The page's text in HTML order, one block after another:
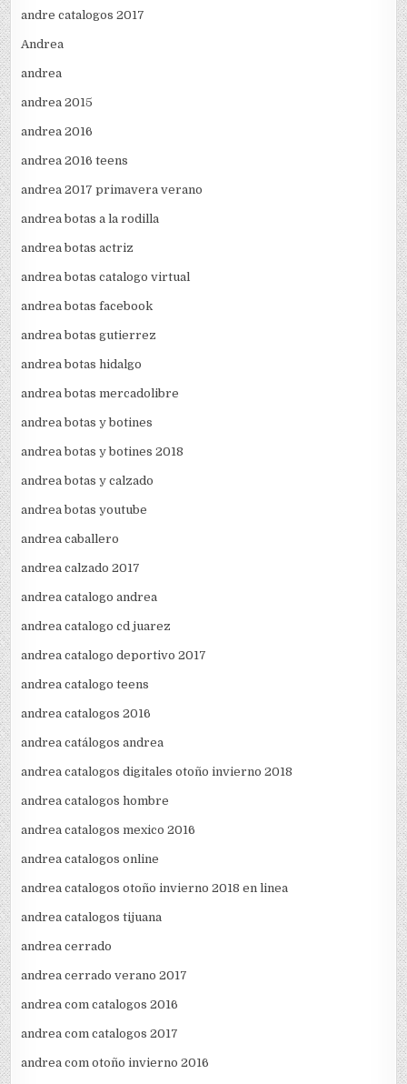
andre catalogos 2017
Andrea
andrea
andrea 2015
andrea 2016
andrea 2016 teens
andrea 2017 primavera verano
andrea botas a la rodilla
andrea botas actriz
andrea botas catalogo virtual
andrea botas facebook
andrea botas gutierrez
andrea botas hidalgo
andrea botas mercadolibre
andrea botas y botines
andrea botas y botines 2018
andrea botas y calzado
andrea botas youtube
andrea caballero
andrea calzado 2017
andrea catalogo andrea
andrea catalogo cd juarez
andrea catalogo deportivo 2017
andrea catalogo teens
andrea catalogos 2016
andrea catálogos andrea
andrea catalogos digitales otoño invierno 2018
andrea catalogos hombre
andrea catalogos mexico 2016
andrea catalogos online
andrea catalogos otoño invierno 2018 en linea
andrea catalogos tijuana
andrea cerrado
andrea cerrado verano 2017
andrea com catalogos 2016
andrea com catalogos 2017
andrea com otoño invierno 2016